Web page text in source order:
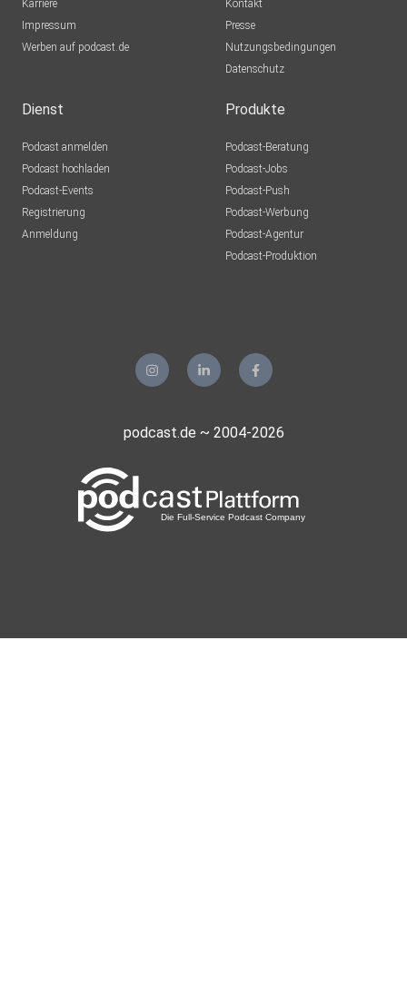
Karriere
Impressum
Werben auf podcast.de
Kontakt
Presse
Nutzungsbedingungen
Datenschutz
Dienst
Podcast anmelden
Podcast hochladen
Podcast-Events
Registrierung
Anmeldung
Produkte
Podcast-Beratung
Podcast-Jobs
Podcast-Push
Podcast-Werbung
Podcast-Agentur
Podcast-Produktion
podcast.de ~ 2004-2026